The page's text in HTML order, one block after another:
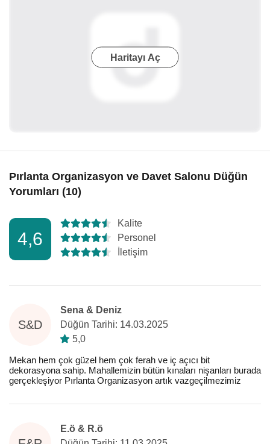
Haritayı Aç
Pırlanta Organizasyon ve Davet Salonu Düğün
Yorumları (10)
4,6
Kalite
Personel
İletişim
S&D
Sena & Deniz
Düğün Tarihi: 14.03.2025
5,0
Mekan hem çok güzel hem çok ferah ve iç açıcı bit
dekorasyona sahip. Mahallemizin bütün kınaları nişanları burada
gerçekleşiyor Pırlanta Organizasyon artık vazgeçilmezimiz
E.ö & R.ö